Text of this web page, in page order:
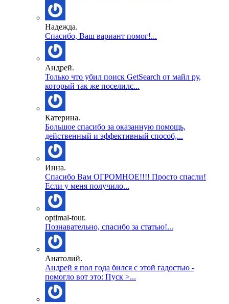
Надежда.
Спасибо, Ваш вариант помог!...
Андрей.
Только что убил поиск GetSearch от майл ру,
который так же поселилс...
Катерина.
Большое спасибо за оказанную помощь,
действенный и эффективный способ,...
Инна.
Спасибо Вам ОГРОМНОЕ!!!! Просто спасли!
Если у меня получило...
optimal-tour.
Познавательно, спасибо за статью!...
Анатолий.
Андрей я пол года бился с этой гадостью -
помогло вот это: Пуск >...